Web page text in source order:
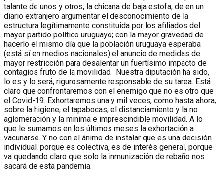
talante de unos y otros, la chicana de baja estofa, de en un
diario extranjero argumentar el desconocimiento de la
estructura legítimamente constituida por los afiliados del
mayor partido político uruguayo; con la mayor gravedad de
hacerlo el mismo día que la población uruguaya esperaba
(está sí en medios nacionales) el anuncio de medidas de
mayor restricción para desalentar un fuertísimo impacto de
contagios fruto de la movilidad. Nuestra diputación ha sido,
lo es y lo será, rigurosamente responsable de su tarea. Está
claro que confrontaremos con el enemigo que no es otro que
el Covid-19. Exhortaremos una y mil veces, como hasta ahora,
sobre la higiene, el tapabocas, el distanciamiento y la no
aglomeración y la mínima e imprescindible movilidad. A lo
que le sumamos en los últimos meses la exhortación a
vacunarse. Y no con el ánimo de instalar que es una decisión
individual, porque es colectiva, es de interés general, porque
va quedando claro que solo la inmunización de rebaño nos
sacará de esta pandemia.